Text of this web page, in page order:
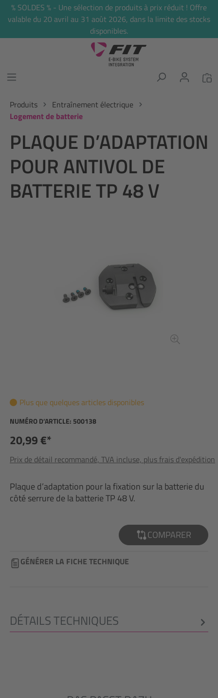
principal
% SOLDES % - Une sélection de produits à prix réduit ! Offre
valable du 20 avril au 31 août 2026, dans la limite des stocks
disponibles.
Produits
Entraînement électrique
Logement de batterie
PLAQUE D’ADAPTATION
POUR ANTIVOL DE
BATTERIE TP 48 V
Plus que quelques articles disponibles
NUMÉRO D’ARTICLE: 500138
20,99 €*
Prix de détail recommandé, TVA incluse, plus frais d'expédition
Plaque d’adaptation pour la fixation sur la batterie du
côté serrure de la batterie TP 48 V.
COMPARER
GÉNÉRER LA FICHE TECHNIQUE
DÉTAILS TECHNIQUES